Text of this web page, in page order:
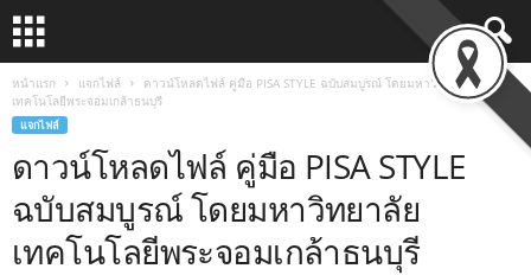
หน้าแรก แจกไฟล์
ดาวน์โหลดไฟล์ คู่มือ PISA STYLE ฉบับสมบูรณ์ โดยมหาวิทยาลัย
เทคโนโลยีพระจอมเกล้าธนบุรี
แจกไฟล์
ดาวน์โหลดไฟล์ คู่มือ PISA STYLE
ฉบับสมบูรณ์ โดยมหาวิทยาลัย
เทคโนโลยีพระจอมเกล้าธนบุรี